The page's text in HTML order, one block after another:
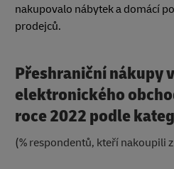
nakupovalo nábytek a domácí
prodejců.
Přeshraniční nákupy
elektronického
roce 2022 podle
(% respondentů, kteří nakoupili